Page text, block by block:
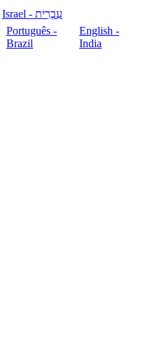
עִבְרִית - Israel
Português -
Brazil
English -
India